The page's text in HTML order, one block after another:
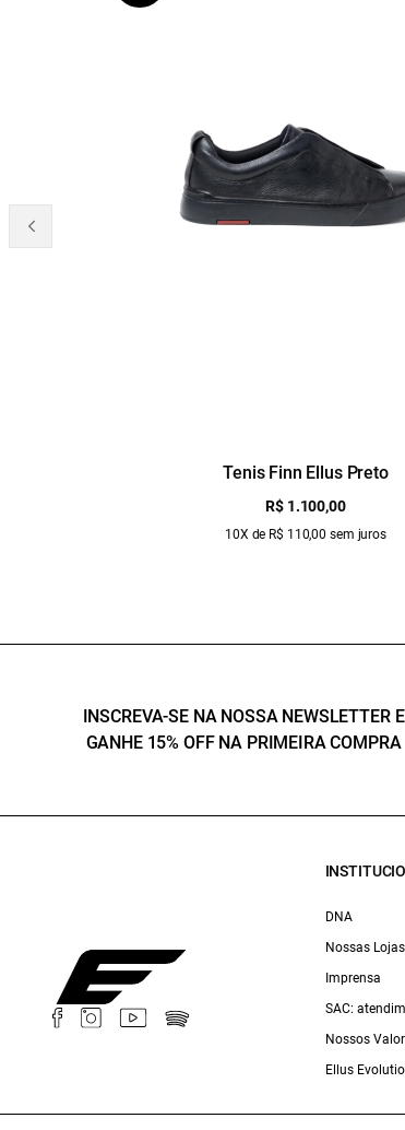
Tenis Finn Ellus Preto
R$ 1.100,00
10X de R$ 110,00 sem juros
INSCREVA-SE NA NOSSA NEWSLETTER E
GANHE 15% OFF NA PRIMEIRA COMPRA
DNA
Nossas Lojas
Imprensa
SAC:
Nossos
Ellus